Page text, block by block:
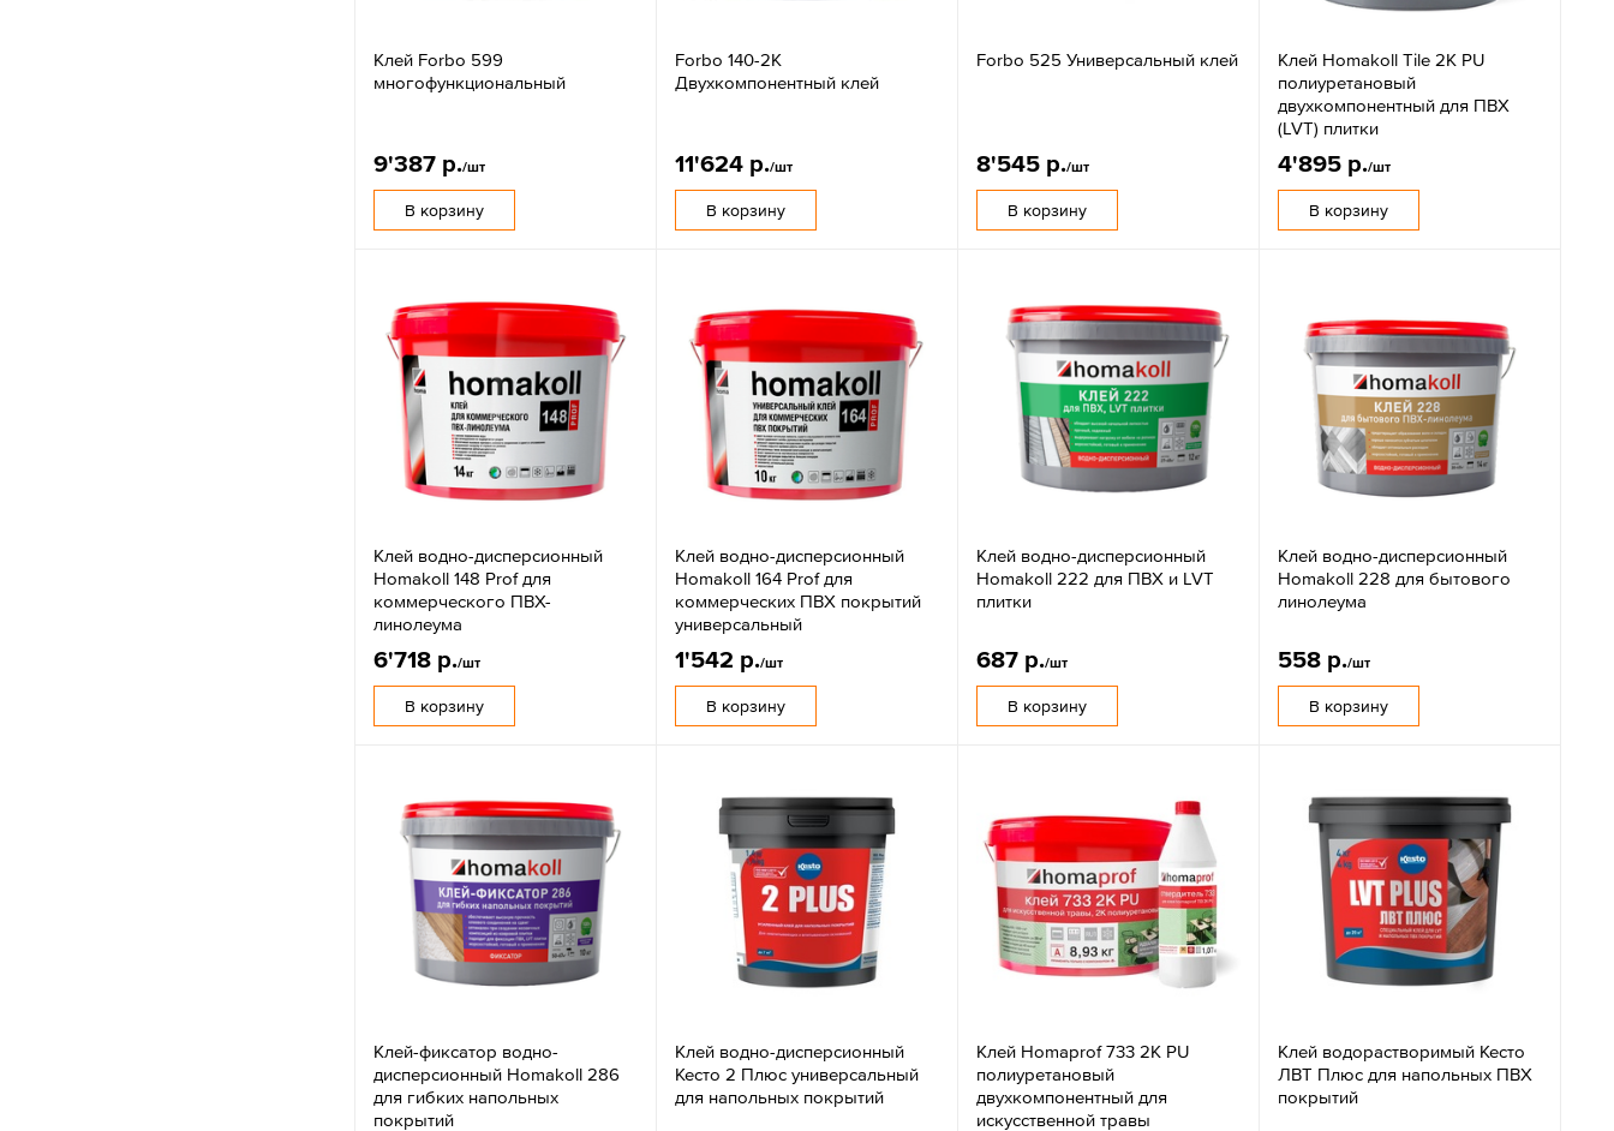
Клей Forbo 599
многофункциональный
9'387 р./шт
В корзину
Forbo 140-2К
Двухкомпонентный клей
11'624 р./шт
В корзину
Forbo 525 Универсальный клей
8'545 р./шт
В корзину
Клей Homakoll Tile 2K PU
полиуретановый
двухкомпонентный для ПВХ
(LVT) плитки
4'895 р./шт
В корзину
Клей водно-дисперсионный
Homakoll 148 Prof для
коммерческого ПВХ-
линолеума
6'718 р./шт
В корзину
Клей водно-дисперсионный
Homakoll 164 Prof для
коммерческих ПВХ покрытий
универсальный
1'542 р./шт
В корзину
Клей водно-дисперсионный
Homakoll 222 для ПВХ и LVT
плитки
687 р./шт
В корзину
Клей водно-дисперсионный
Homakoll 228 для бытового
линолеума
558 р./шт
В корзину
Клей-фиксатор водно-
дисперсионный Homakoll 286
для гибких напольных
покрытий
Клей водно-дисперсионный
Кесто 2 Плюс универсальный
для напольных покрытий
Клей Homaprof 733 2K PU
полиуретановый
двухкомпонентный для
искусственной травы
Клей водорастворимый Кесто
ЛВТ Плюс для напольных ПВХ
покрытий